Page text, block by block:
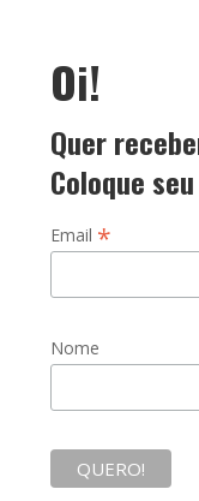
Oi!
Quer
Coloque
Email *
Nome